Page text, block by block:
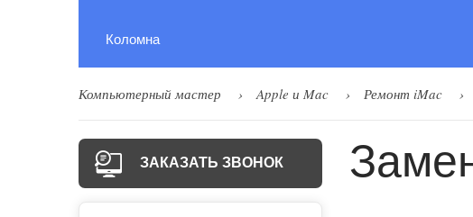
Коломна
Компьютерный мастер Apple и Mac Ремонт iMac
ЗАКАЗАТЬ ЗВОНОК